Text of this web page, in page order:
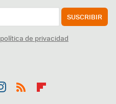
SUSCRIBIR
política de privacidad